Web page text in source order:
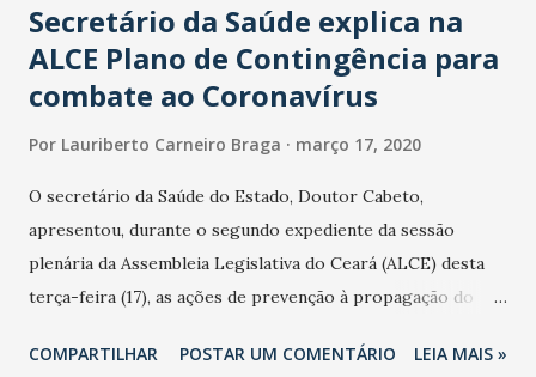
Secretário da Saúde explica na
ALCE Plano de Contingência para
combate ao Coronavírus
Por Lauriberto Carneiro Braga março 17, 2020
O secretário da Saúde do Estado, Doutor Cabeto,
apresentou, durante o segundo expediente da sessão
plenária da Assembleia Legislativa do Ceará (ALCE) desta
terça-feira (17), as ações de prevenção à propagação do
adotadas pelo Governo do Estado na contenção da
COMPARTILHAR POSTAR UM COMENTÁRIO LEIA MAIS »